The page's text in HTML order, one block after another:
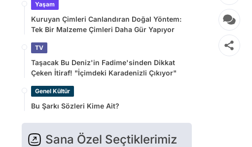
Yaşam
Kuruyan Çimleri Canlandıran Doğal Yöntem:
Tek Bir Malzeme Çimleri Daha Gür Yapıyor
TV
Taşacak Bu Deniz'in Fadime'sinden Dikkat
Çeken İtiraf! "İçimdeki Karadenizli Çıkıyor"
Genel Kültür
Bu Şarkı Sözleri Kime Ait?
Sana Özel Seçtiklerimiz